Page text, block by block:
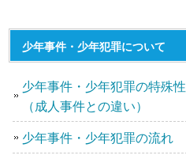
少年事件・少年犯罪について
少年事件・少年犯罪の特殊性
（成人事件との違い）
少年事件・少年犯罪の流れ